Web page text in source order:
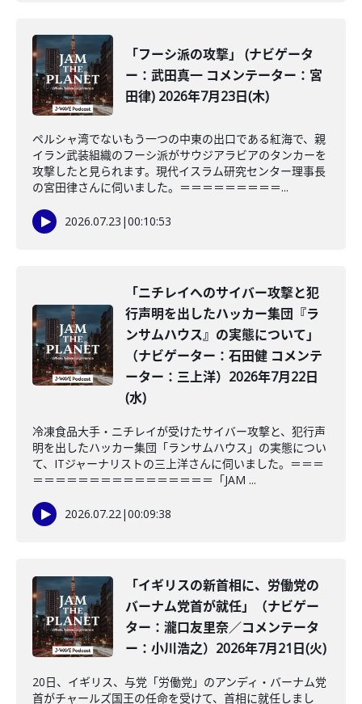
「フーシ派の攻撃」 (ナビゲータ
ー：武田真一 コメンテーター：宮
田律) 2026年7月23日(木)
ペルシャ湾でないもう一つの中東の出口である紅海で、親
イラン武装組織のフーシ派がサウジアラビアのタンカーを
攻撃したと見られます。現代イスラム研究センター理事長
の宮田律さんに伺いました。＝＝＝＝＝＝＝＝＝...
2026.07.23 |00:10:53
「ニチレイへのサイバー攻撃と犯
行声明を出したハッカー集団『ラ
ンサムハウス』の実態について」
（ナビゲーター：石田健 コメンテ
ーター：三上洋）2026年7月22日
(水)
冷凍食品大手・ニチレイが受けたサイバー攻撃と、犯行声
明を出したハッカー集団「ランサムハウス」の実態につい
て、ITジャーナリストの三上洋さんに伺いました。＝＝＝
＝＝＝＝＝＝＝＝＝＝＝＝＝＝＝＝「JAM ...
2026.07.22|00:09:38
「イギリスの新首相に、労働党の
バーナム党首が就任」（ナビゲー
ター：瀧口友里奈／コメンテータ
ー：小川浩之）2026年7月21日(火)
20日、イギリス、与党「労働党」のアンディ・バーナム党
首がチャールズ国王の任命を受けて、首相に就任しまし